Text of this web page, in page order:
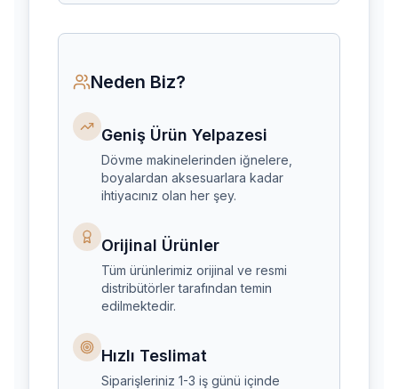
Neden Biz?
Geniş Ürün Yelpazesi
Dövme makinelerinden iğnelere,
boyalardan aksesuarlara kadar
ihtiyacınız olan her şey.
Orijinal Ürünler
Tüm ürünlerimiz orijinal ve resmi
distribütörler tarafından temin
edilmektedir.
Hızlı Teslimat
Siparişleriniz 1-3 iş günü içinde